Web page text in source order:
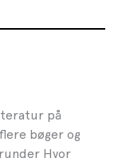
på
bøger og
Hvor